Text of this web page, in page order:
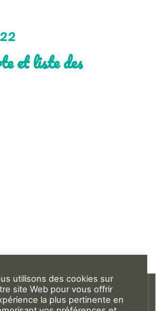
et liste des
utilisons des cookies sur
site Web pour vous offrir
la plus pertinente en